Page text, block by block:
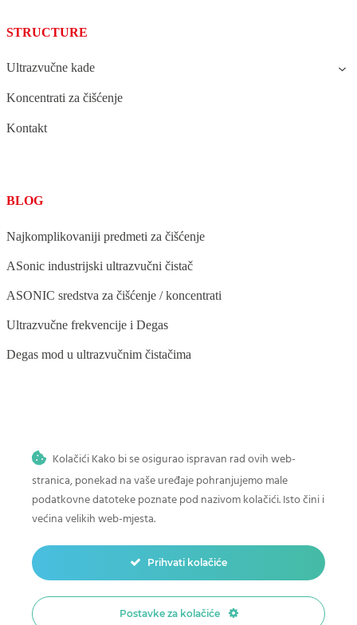
STRUCTURE
Ultrazvučne kade
Koncentrati za čišćenje
Kontakt
BLOG
Najkomplikovaniji predmeti za čišćenje
ASonic industrijski ultrazvučni čistač
ASONIC sredstva za čišćenje / koncentrati
Ultrazvučne frekvencije i Degas
Degas mod u ultrazvučnim čistačima
Ultrazvučno čišćenje stomatoloških instrumenata
Ultrazvučno čišćenje povrća i voća
Ultrazvučno čišćenje četkica za šminku
Kako očistiti dječje igračke u ultrazvučnom čistaču
Ultrazvučno čišćenje u auto-moto industriji
Kolačići Kako bi se osigurao ispravan rad ovih web-
stranica, ponekad na vaše uređaje pohranjujemo male
podatkovne datoteke poznate pod nazivom kolačići. Isto čini i
većina velikih web-mjesta.
Prihvati kolačiće
Postavke za kolačiće